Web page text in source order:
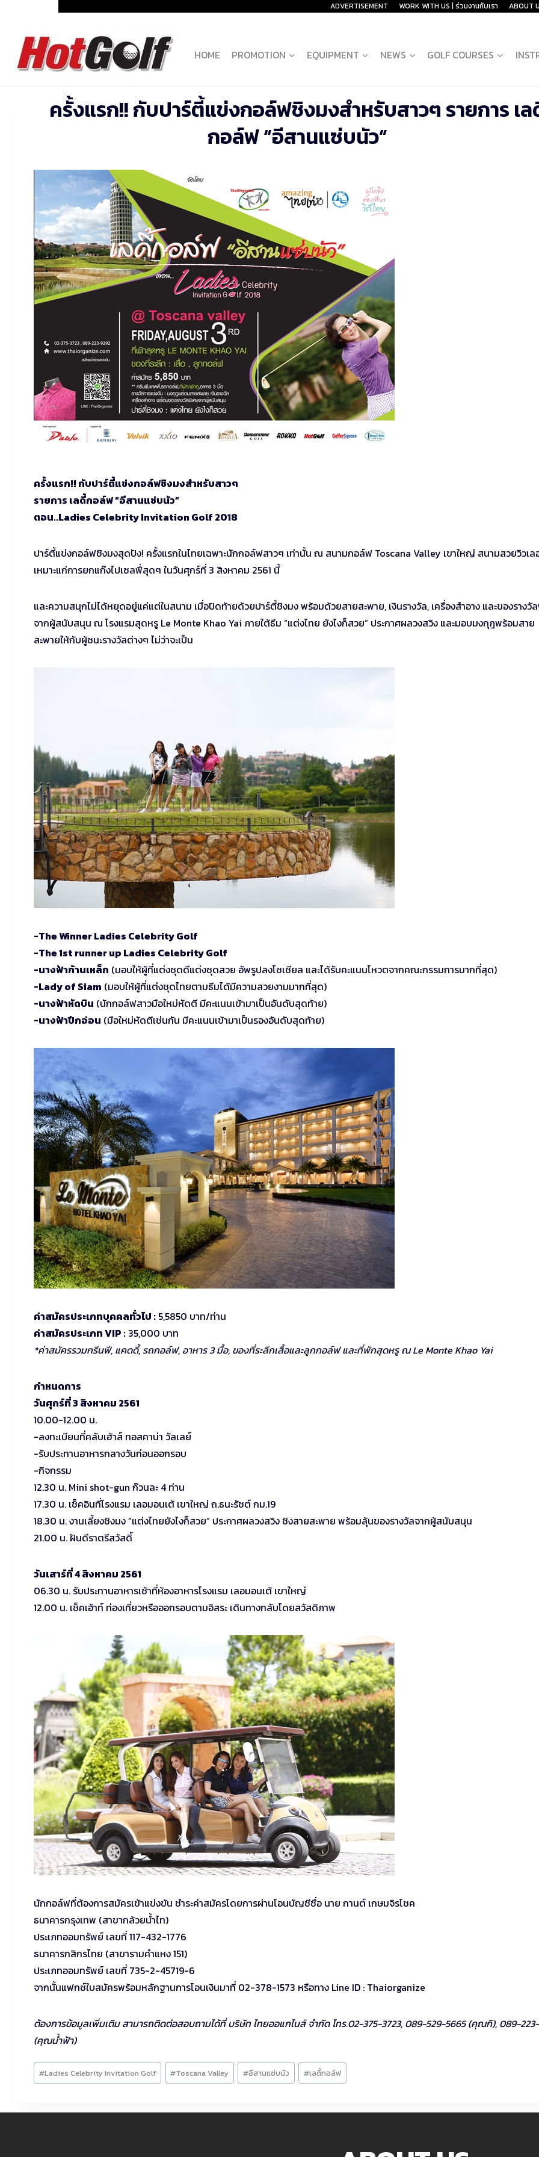
content
ADVERTISEMENT WORK WITH US | ร่วมงานกับเรา ABOUT
HOME PROMOTION EQUIPMENT NEWS GOLF COURSES
ครั้งแรก!! กับปาร์ตี้แข่งกอล์ฟชิงมงสำหรับสาวๆ รายการ เ
กอล์ฟ “อีสานแซ่บนัว”
ครั้งแรก!! กับปาร์ตี้แข่งกอล์ฟชิงมงสำหรับสาวๆ
รายการ เลดี้กอล์ฟ “อีสานแซ่บนัว”
ตอน..Ladies Celebrity Invitation Golf 2018
ปาร์ตี้แข่งกอล์ฟชิงมงสุดปัง! ครั้งแรกในไทยเฉพาะนักกอล์ฟสาวๆ เท่านั้น ณ สนามกอล์ฟ Toscana Valley เขาใหญ่ สนามสวยวิวเล
เหมาะแก่การยกแก๊งไปเซลฟี่สุดๆ ในวันศุกร์ที่ 3 สิงหาคม 2561 นี้
และความสนุกไม่ได้หยุดอยู่แค่แต่ในสนาม เมื่อปิดท้ายด้วยปาร์ตี้ชิงมง พร้อมด้วยสายสะพาย, เงินรางวัล, เครื่องสำอาง และของรางวั
จากผู้สนับสนุน ณ โรงแรมสุดหรู Le Monte Khao Yai ภายใต้ธีม “แต่งไทย ยังไงก็สวย” ประกาศผลวงสวิง และมอบมงกุฎพร้อมสาย
สะพายให้กับผู้ชนะรางวัลต่างๆ ไม่ว่าจะเป็น
-The Winner Ladies Celebrity Golf
-The 1st runner up Ladies Celebrity Golf
-นางฟ้าก้านเหล็ก (มอบให้ผู้ที่แต่งชุดดีแต่งชุดสวย อัพรูปลงโซเชียล และได้รับคะแนนโหวตจากคณะกรรมการมากที่สุด)
-Lady of Siam (มอบให้ผู้ที่แต่งชุดไทยตามธีมได้มีความสวยงามมากที่สุด)
-นางฟ้าหัดบิน (นักกอล์ฟสาวมือใหม่หัดตี มีคะแนนเข้ามาเป็นอันดับสุดท้าย)
-นางฟ้าปีกอ่อน (มือใหม่หัดตีเช่นกัน มีคะแนนเข้ามาเป็นรองอันดับสุดท้าย)
ค่าสมัครประเภทบุคคลทั่วไป : 5,5850 บาท/ท่าน
ค่าสมัครประเภท VIP : 35,000 บาท
*ค่าสมัครรวมกรีนฟี, แคดดี้, รถกอล์ฟ, อาหาร 3 มื้อ, ของที่ระลึกเสื้อและลูกกอล์ฟ และที่พักสุดหรู ณ Le Monte Khao Yai
กำหนดการ
วันศุกร์ที่ 3 สิงหาคม 2561
10.00-12.00 น.
-ลงทะเบียนที่คลับเฮ้าส์ ทอสคาน่า วัลเลย์
-รับประทานอาหารกลางวันก่อนออกรอบ
-กิจกรรม
12.30 น. Mini shot-gun ก๊วนละ 4 ท่าน
17.30 น. เช็คอินที่โรงแรม เลอมอนเต้ เขาใหญ่ ถ.ธนะรัชต์ กม.19
18.30 น. งานเลี้ยงชิงมง “แต่งไทยยังไงก็สวย” ประกาศผลวงสวิง ชิงสายสะพาย พร้อมลุ้นของรางวัลจากผู้สนับสนุน
21.00 น. ฝันดีราตรีสวัสดิ์
วันเสาร์ที่ 4 สิงหาคม 2561
06.30 น. รับประทานอาหารเช้าที่ห้องอาหารโรงแรม เลอมอนเต้ เขาใหญ่
12.00 น. เช็คเอ้าท์ ท่องเที่ยวหรือออกรอบตามอิสระ เดินทางกลับโดยสวัสดิภาพ
นักกอล์ฟที่ต้องการสมัครเข้าแข่งขัน ชำระค่าสมัครโดยการผ่านโอนบัญชีชื่อ นาย กานต์ เกษมจิรโชค
ธนาคารกรุงเทพ (สาขากล้วยน้ำไท)
ประเภทออมทรัพย์ เลขที่ 117-432-1776
ธนาคารกสิกรไทย (สาขารามคำแหง 151)
ประเภทออมทรัพย์ เลขที่ 735-2-45719-6
จากนั้นแฟกซ์ใบสมัครพร้อมหลักฐานการโอนเงินมาที่ 02-378-1573 หรือทาง Line ID : Thaiorganize
ต้องการข้อมูลเพิ่มเติม สามารถติดต่อสอบถามได้ที่ บริษัท ไทยออแกไนส์ จำกัด โทร.02-375-3723, 089-529-5665 (คุณกิ), 089-
(คุณน้ำฟ้า)
Post
Tags:
#Ladies Celebrity Invitation Golf #Toscana Valley #อีสานแซ่บนัว #เลดี้กอล์ฟ